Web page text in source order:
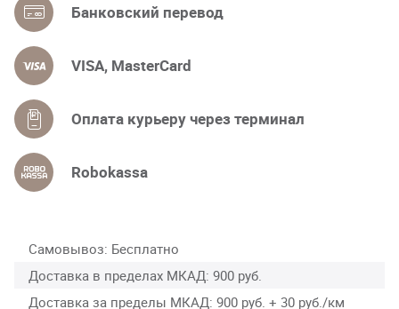
Банковский перевод
VISA, MasterCard
Оплата курьеру через терминал
Robokassa
Самовывоз Бесплатно
Доставка в пределах МКАД 900 руб.
Доставка за пределы МКАД 900 руб. + 30 руб./км